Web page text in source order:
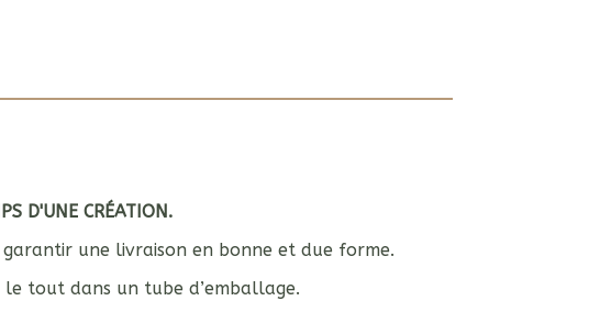
D'UNE CRÉATION.
une livraison en bonne et due forme.
tout dans un tube d’emballage.